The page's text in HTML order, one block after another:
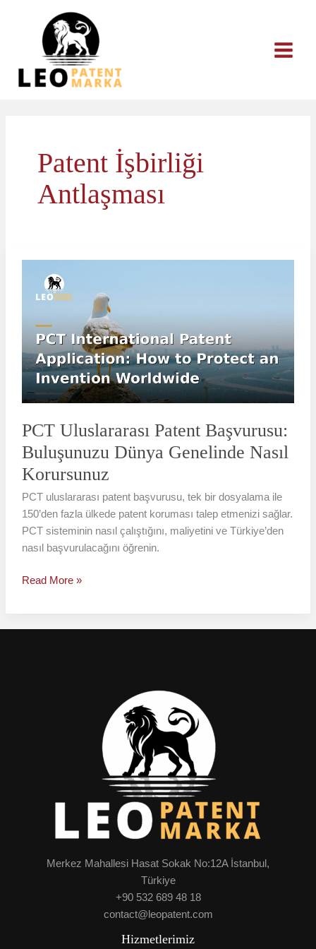
Patent İşbirliği
Antlaşması
PCT Uluslararası Patent Başvurusu:
Buluşunuzu Dünya Genelinde Nasıl
Korursunuz
PCT uluslararası patent başvurusu, tek bir dosyalama ile
150’den fazla ülkede patent koruması talep etmenizi sağlar.
PCT sisteminin nasıl çalıştığını, maliyetini ve Türkiye’den
nasıl başvurulacağını öğrenin.
Uluslararası
Patent
Buluşunuzu
Dünya
Genelinde
Nasıl
Korursunuz
Read More »
Merkez Mahallesi Hasat Sokak No:12A İstanbul,
Türkiye
+90 532 689 48 18
contact@leopatent.com
Hizmetlerimiz